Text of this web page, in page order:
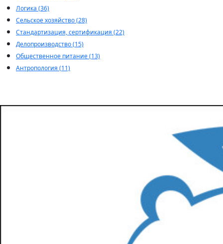
Логика (36)
Сельское хозяйство (28)
Стандартизация, сертификация (22)
Делопроизводство (15)
Общественное питание (13)
Антропология (11)